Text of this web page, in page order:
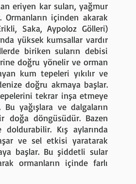
eriyen kar suları, yağmur
içinden akarak
Saka, Aypoloz Gölleri)
yüksek kumsallar vardır
biriken suların debisi
doğru yönelir ve orman
kum tepeleri yıkılır ve
doğru akmaya başlar.
tekrar inşa etmeye
yağışlara ve dalgaların
doğa döngüsüdür. Bazen
Kış aylarında
ve sel etkisi yaratarak
başlar. Bu şiddetli sular
ormanların içinde farlı